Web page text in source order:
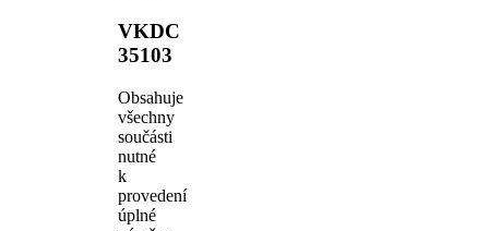
VKDC
35103
Obsahuje
všechny
součásti
nutné
k
provedení
úplné